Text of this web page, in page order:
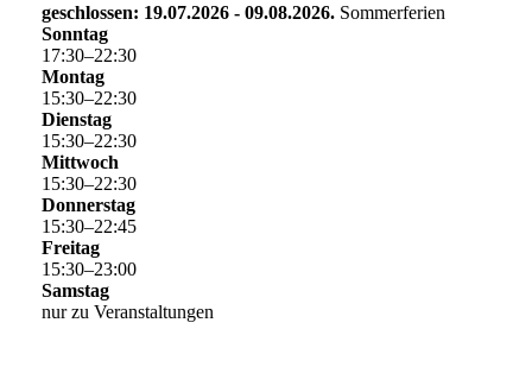
geschlossen: 19.07.2026 - 09.08.2026. Sommerferien
Sonntag
17:30–22:30
Montag
15:30–22:30
Dienstag
15:30–22:30
Mittwoch
15:30–22:30
Donnerstag
15:30–22:45
Freitag
15:30–23:00
Samstag
nur zu Veranstaltungen